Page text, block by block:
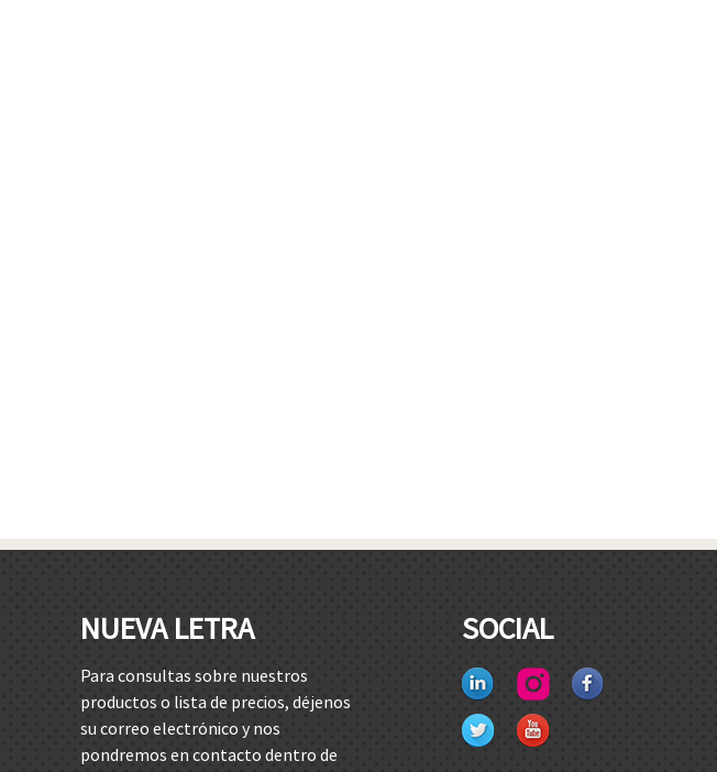
NUEVA LETRA
Para consultas sobre nuestros
productos o lista de precios, déjenos
su correo electrónico y nos
pondremos en contacto dentro de
SOCIAL